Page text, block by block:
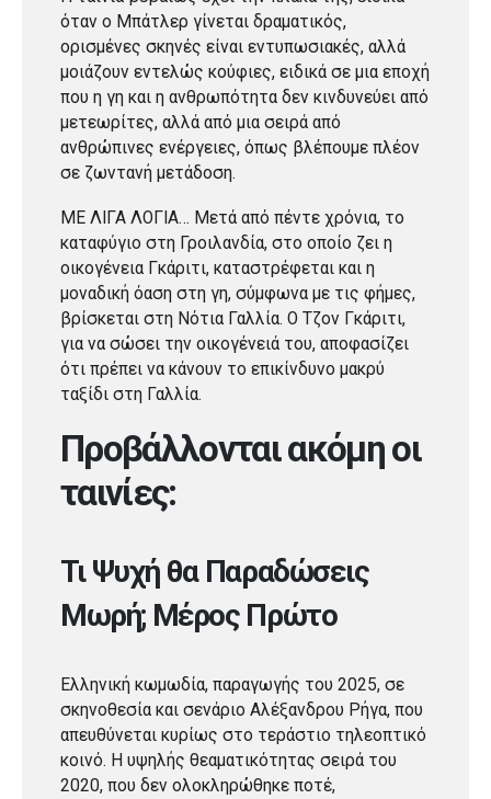
όταν ο Μπάτλερ γίνεται δραματικός,
ορισμένες σκηνές είναι εντυπωσιακές, αλλά
μοιάζουν εντελώς κούφιες, ειδικά σε μια εποχή
που η γη και η ανθρωπότητα δεν κινδυνεύει από
μετεωρίτες, αλλά από μια σειρά από
ανθρώπινες ενέργειες, όπως βλέπουμε πλέον
σε ζωντανή μετάδοση.
ΜΕ ΛΙΓΑ ΛΟΓΙΑ… Μετά από πέντε χρόνια, το
καταφύγιο στη Γροιλανδία, στο οποίο ζει η
οικογένεια Γκάριτι, καταστρέφεται και η
μοναδική όαση στη γη, σύμφωνα με τις φήμες,
βρίσκεται στη Νότια Γαλλία. Ο Τζον Γκάριτι,
για να σώσει την οικογένειά του, αποφασίζει
ότι πρέπει να κάνουν το επικίνδυνο μακρύ
ταξίδι στη Γαλλία.
Προβάλλονται ακόμη οι
ταινίες:
Τι Ψυχή θα Παραδώσεις
Μωρή; Μέρος Πρώτο
Ελληνική κωμωδία, παραγωγής του 2025, σε
σκηνοθεσία και σενάριο Αλέξανδρου Ρήγα, που
απευθύνεται κυρίως στο τεράστιο τηλεοπτικό
κοινό. Η υψηλής θεαματικότητας σειρά του
2020, που δεν ολοκληρώθηκε ποτέ,